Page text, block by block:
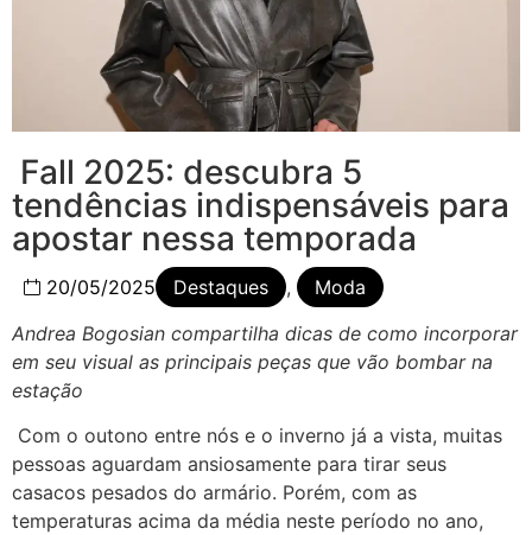
Fall 2025: descubra 5
tendências indispensáveis para
apostar nessa temporada
20/05/2025 Destaques ,
Moda
Andrea Bogosian compartilha dicas de como incorporar
em seu visual as principais peças que vão bombar na
estação
Com o outono entre nós e o inverno já a vista, muitas
pessoas aguardam ansiosamente para tirar seus
casacos pesados do armário. Porém, com as
temperaturas acima da média neste período no ano,